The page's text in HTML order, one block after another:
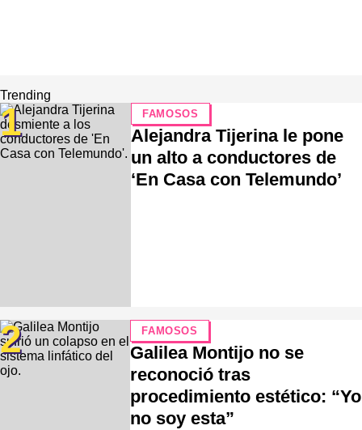
Trending
1 FAMOSOS
Alejandra Tijerina le pone
un alto a conductores de
‘En Casa con Telemundo’
2 FAMOSOS
Galilea Montijo no se
reconoció tras
procedimiento estético: “Yo
no soy esta”